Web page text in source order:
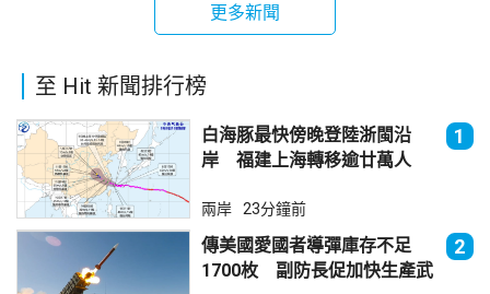
更多新聞
至 Hit 新聞排行榜
白海豚最快傍晚登陸浙閩沿
岸 福建上海轉移逾廿萬人
1
兩岸 23分鐘前
傳美國愛國者導彈庫存不足
1700枚 副防長促加快生產武
2